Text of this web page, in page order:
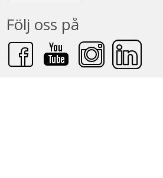
Följ oss på